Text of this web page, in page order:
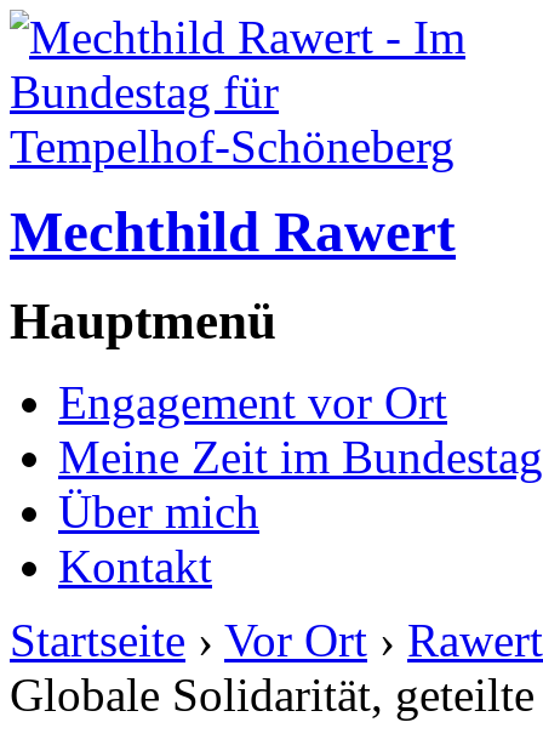
Mechthild Rawert
Hauptmenü
Engagement vor Ort
Meine Zeit im Bundestag
Über mich
Kontakt
Startseite › Vor Ort ›
Globale Solidarität,